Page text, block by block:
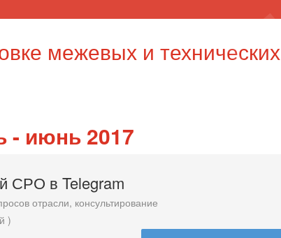
межевых и технических
- июнь 2017
СРО в Telegram
отрасли, консультирование
)